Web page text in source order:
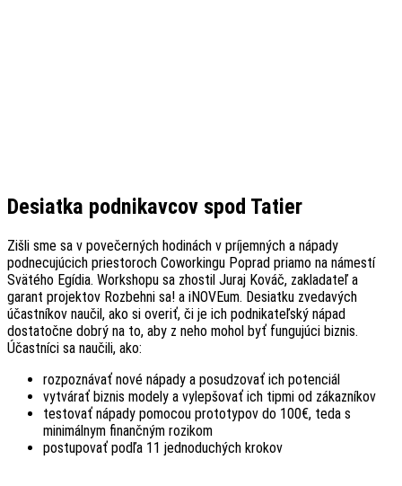
Desiatka podnikavcov spod Tatier
Zišli sme sa v povečerných hodinách v príjemných a nápady
podnecujúcich priestoroch Coworkingu Poprad priamo na námestí
Svätého Egídia. Workshopu sa zhostil Juraj Kováč, zakladateľ a
garant projektov Rozbehni sa! a iNOVEum. Desiatku zvedavých
účastníkov naučil, ako si overiť, či je ich podnikateľský nápad
dostatočne dobrý na to, aby z neho mohol byť fungujúci biznis.
Účastníci sa naučili, ako:
rozpoznávať nové nápady a posudzovať ich potenciál
vytvárať biznis modely a vylepšovať ich tipmi od zákazníkov
testovať nápady pomocou prototypov do 100€, teda s
minimálnym finančným rozikom
postupovať podľa 11 jednoduchých krokov